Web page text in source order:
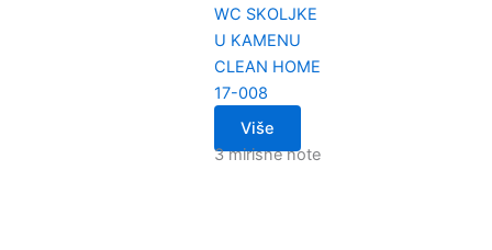
WC SKOLJKE
U KAMENU
CLEAN HOME
17-008
Više
3 mirisne note